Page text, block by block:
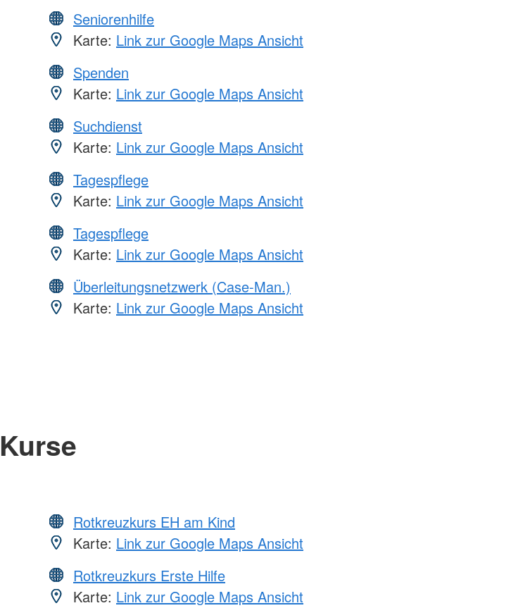
Seniorenhilfe
Karte: Link zur Google Maps Ansicht
Spenden
Karte: Link zur Google Maps Ansicht
Suchdienst
Karte: Link zur Google Maps Ansicht
Tagespflege
Karte: Link zur Google Maps Ansicht
Tagespflege
Karte: Link zur Google Maps Ansicht
Überleitungsnetzwerk (Case-Man.)
Karte: Link zur Google Maps Ansicht
Kurse
Rotkreuzkurs EH am Kind
Karte: Link zur Google Maps Ansicht
Rotkreuzkurs Erste Hilfe
Karte: Link zur Google Maps Ansicht